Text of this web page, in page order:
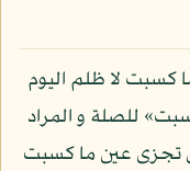
كسبت لا ظلم اليوم
للصلة و المراد
تجزى عين ما كسبت